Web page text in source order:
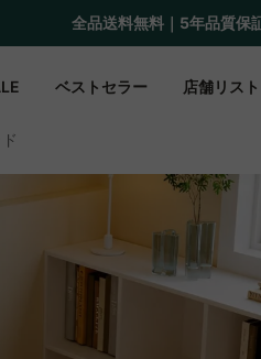
Payで最大20%還元キャンペ
ベストセラー 店舗リスト